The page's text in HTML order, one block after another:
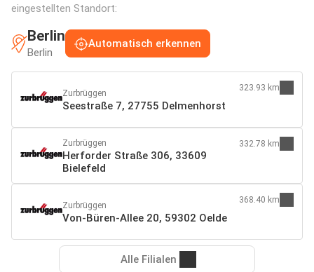
eingestellten Standort:
Berlin
Berlin
Automatisch erkennen
Zurbrüggen
Seestraße 7, 27755 Delmenhorst
323.93 km
Zurbrüggen
Herforder Straße 306, 33609
Bielefeld
332.78 km
Zurbrüggen
Von-Büren-Allee 20, 59302 Oelde
368.40 km
Alle Filialen